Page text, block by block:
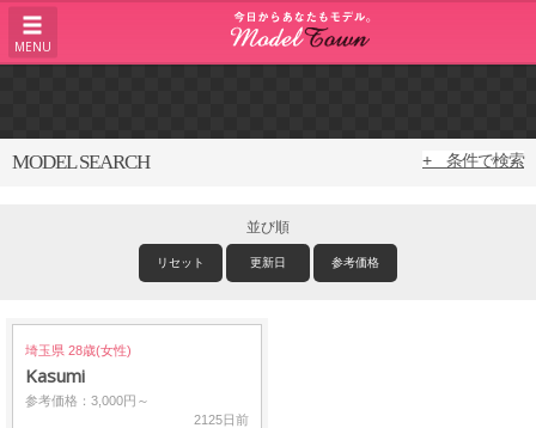
MENU
MODEL SEARCH + 条件で検索
並び順
リセット 更新日 参考価格
埼玉県 28歳(女性)
Kasumi
参考価格：3,000円～
2125日前